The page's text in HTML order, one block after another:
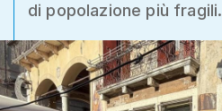
di popolazione più fragili.